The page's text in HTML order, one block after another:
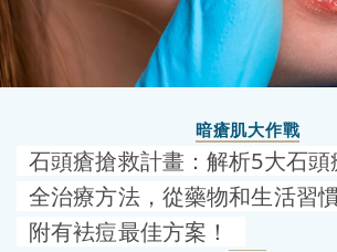
暗瘡肌大作戰
石頭瘡搶救計畫：解析5大石
全治療方法，從藥物和生活習
附有袪痘最佳方案！